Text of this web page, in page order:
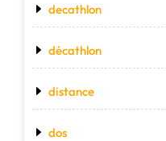
decathlon
décathlon
distance
dos